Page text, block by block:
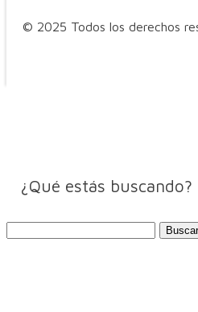
© 2025 Todos los derechos
¿Qué estás buscando?